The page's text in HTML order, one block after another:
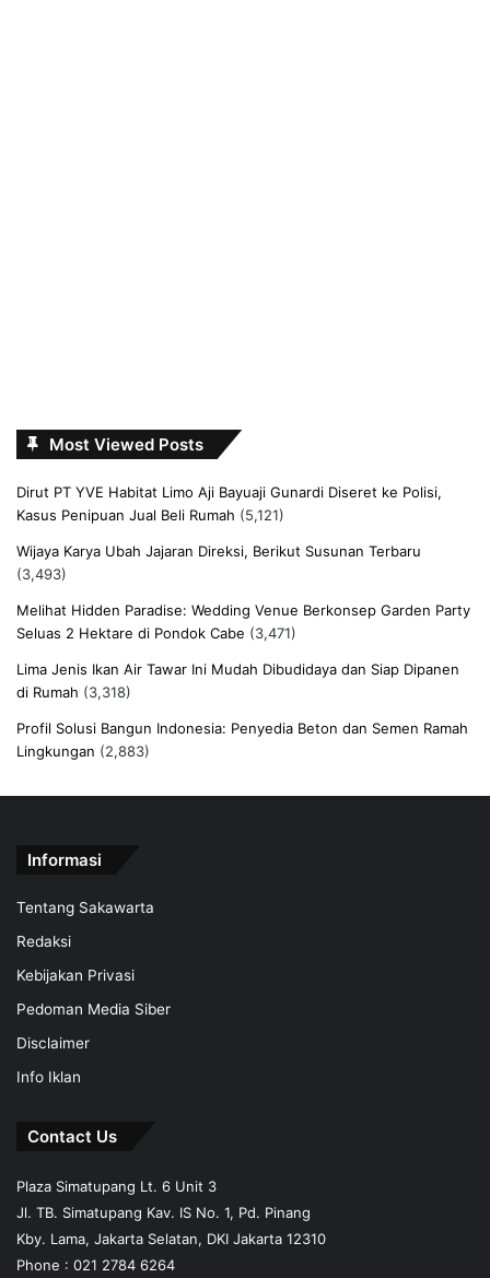
Most Viewed Posts
Dirut PT YVE Habitat Limo Aji Bayuaji Gunardi Diseret ke Polisi,
Kasus Penipuan Jual Beli Rumah (5,121)
Wijaya Karya Ubah Jajaran Direksi, Berikut Susunan Terbaru
(3,493)
Melihat Hidden Paradise: Wedding Venue Berkonsep Garden Party
Seluas 2 Hektare di Pondok Cabe (3,471)
Lima Jenis Ikan Air Tawar Ini Mudah Dibudidaya dan Siap Dipanen
di Rumah (3,318)
Profil Solusi Bangun Indonesia: Penyedia Beton dan Semen Ramah
Lingkungan (2,883)
Informasi
Tentang Sakawarta
Redaksi
Kebijakan Privasi
Pedoman Media Siber
Disclaimer
Info Iklan
Contact Us
Plaza Simatupang Lt. 6 Unit 3
Jl. TB. Simatupang Kav. IS No. 1, Pd. Pinang
Kby. Lama, Jakarta Selatan, DKI Jakarta 12310
Phone : 021 2784 6264